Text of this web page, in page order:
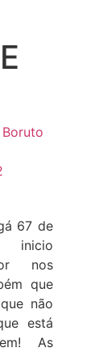
67 de
inicio
nos
que
não
está
As